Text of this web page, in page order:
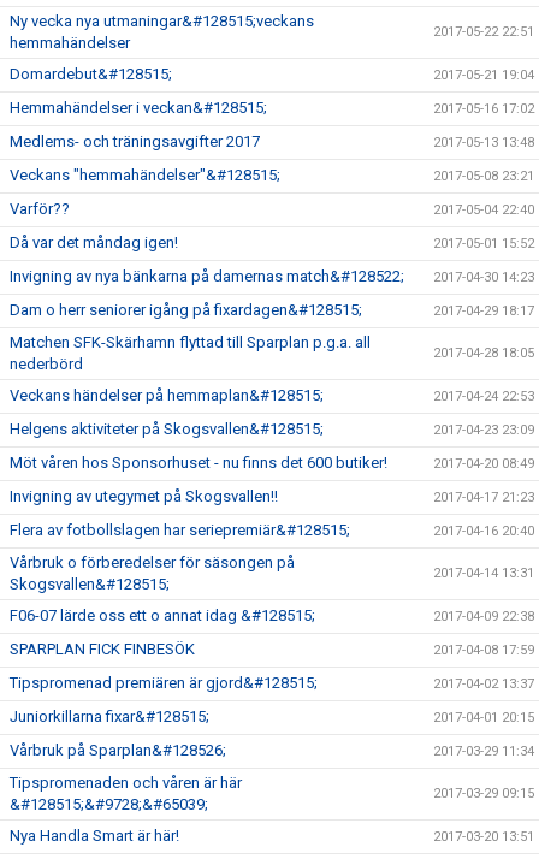
Ny vecka nya utmaningar&#128515;veckans
hemmahändelser
2017-05-22 22:51
Domardebut&#128515; 2017-05-21 19:04
Hemmahändelser i veckan&#128515; 2017-05-16 17:02
Medlems- och träningsavgifter 2017 2017-05-13 13:48
Veckans "hemmahändelser"&#128515; 2017-05-08 23:21
Varför?? 2017-05-04 22:40
Då var det måndag igen! 2017-05-01 15:52
Invigning av nya bänkarna på damernas match&#128522; 2017-04-30 14:23
Dam o herr seniorer igång på fixardagen&#128515; 2017-04-29 18:17
Matchen SFK-Skärhamn flyttad till Sparplan p.g.a. all
nederbörd
2017-04-28 18:05
Veckans händelser på hemmaplan&#128515; 2017-04-24 22:53
Helgens aktiviteter på Skogsvallen&#128515; 2017-04-23 23:09
Möt våren hos Sponsorhuset - nu finns det 600 butiker! 2017-04-20 08:49
Invigning av utegymet på Skogsvallen!! 2017-04-17 21:23
Flera av fotbollslagen har seriepremiär&#128515; 2017-04-16 20:40
Vårbruk o förberedelser för säsongen på
Skogsvallen&#128515;
2017-04-14 13:31
F06-07 lärde oss ett o annat idag &#128515; 2017-04-09 22:38
SPARPLAN FICK FINBESÖK 2017-04-08 17:59
Tipspromenad premiären är gjord&#128515; 2017-04-02 13:37
Juniorkillarna fixar&#128515; 2017-04-01 20:15
Vårbruk på Sparplan&#128526; 2017-03-29 11:34
Tipspromenaden och våren är här
&#128515;&#9728;&#65039;
2017-03-29 09:15
Nya Handla Smart är här! 2017-03-20 13:51